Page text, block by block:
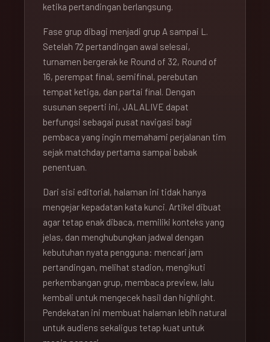
ketika pertandingan berlangsung.
Fase grup dibagi menjadi grup A sampai L.
Setelah 72 pertandingan awal selesai,
turnamen bergerak ke Round of 32, Round of
16, perempat final, semifinal, perebutan
tempat ketiga, dan partai final. Dengan
susunan seperti ini, JALALIVE dapat
berfungsi sebagai pusat navigasi bagi
pembaca yang ingin memahami perjalanan tim
sejak matchday pertama sampai babak
penentuan.
Dari sisi editorial, halaman ini tidak hanya
mengejar kepadatan kata kunci. Artikel dibuat
agar tetap enak dibaca, memiliki konteks yang
jelas, dan menghubungkan jadwal dengan
kebutuhan nyata pengguna: mencari jam
pertandingan, melihat stadion, mengikuti
perkembangan grup, membaca preview, lalu
kembali untuk mengecek hasil dan highlight.
Pendekatan ini membuat halaman lebih natural
untuk audiens sekaligus tetap kuat untuk